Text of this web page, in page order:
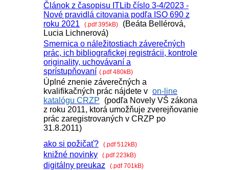
Článok z časopisu ITLib číslo 3-4/2023 -
Nové pravidlá citovania podľa ISO 690 z
roku 2021
(.pdf 395kB)
(Beáta Bellérová,
Lucia Lichnerová)
Smernica o náležitostiach záverečných
prác, ich bibliografickej registrácii, kontrole
originality, uchovávaní a
sprístupňovaní (.pdf 480kB)
Úplné znenie záverečných a
kvalifikačných prác nájdete v on-line
katalógu CRZP
(podľa Novely VŠ zákona
z roku 2011, ktorá umožňuje zverejňovanie
prác zaregistrovaných v CRZP po
31.8.2011)
ako si požičať?
(.pdf 512kB)
knižné novinky (.pdf 223kB)
digitálny preukaz (.pdf 701kB)